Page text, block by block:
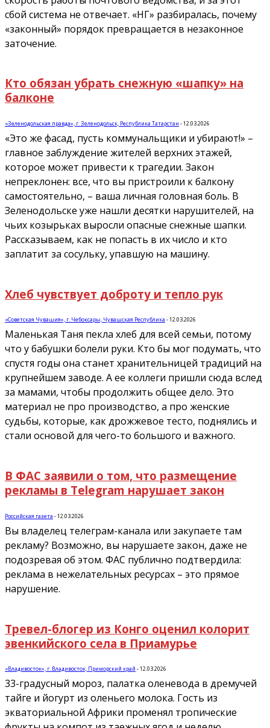
сбой система не отвечает. «НГ» разбиралась, почему
«законный» порядок превращается в незаконное
заточение.
Кто обязан убрать снежную «шапку» на
балконе
«Зеленодольская правда», г. Зеленодольск, Республика Татарстан -12.03.2026
«Это же фасад, пусть коммунальщики и убирают!» –
главное заблуждение жителей верхних этажей,
которое может привести к трагедии. Закон
непреклонен: все, что вы пристроили к балкону
самостоятельно, – ваша личная головная боль. В
Зеленодольске уже нашли десятки нарушителей, на
чьих козырьках выросли опасные снежные шапки.
Рассказываем, как не попасть в их число и кто
заплатит за сосульку, упавшую на машину.
Хлеб чувствует доброту и тепло рук
«Советская Чувашия», г. Чебоксары, Чувашская Республика -12.03.2026
Маленькая Таня пекла хлеб для всей семьи, потому
что у бабушки болели руки. Кто бы мог подумать, что
спустя годы она станет хранительницей традиций на
крупнейшем заводе. А ее коллеги пришли сюда вслед
за мамами, чтобы продолжить общее дело. Это
материал не про производство, а про женские
судьбы, которые, как дрожжевое тесто, поднялись и
стали основой для чего-то большого и важного.
В ФАС заявили о том, что размещение
рекламы в Telegram нарушает закон
Российская газета -12.03.2026
Вы владелец телеграм-канала или закупаете там
рекламу? Возможно, вы нарушаете закон, даже не
подозревая об этом. ФАС публично подтвердила:
реклама в нежелательных ресурсах – это прямое
нарушение.
Тревел-блогер из Конго оценил колорит
эвенкийского села в Приамурье
«Владивосток», г. Владивосток, Приморский край -12.03.2026
33-градусный мороз, палатка оленевода в дремучей
тайге и йогурт из оленьего молока. Гость из
экваториальной Африки променял тропические